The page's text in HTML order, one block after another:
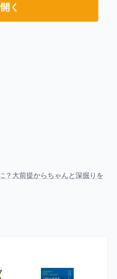
く
？大前提からちゃんと深掘りを